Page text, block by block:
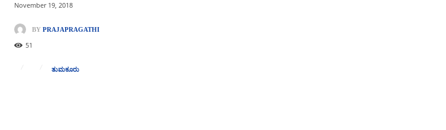
November 19, 2018
BY PRAJAPRAGATHI
51
ತುಮಕೂರು